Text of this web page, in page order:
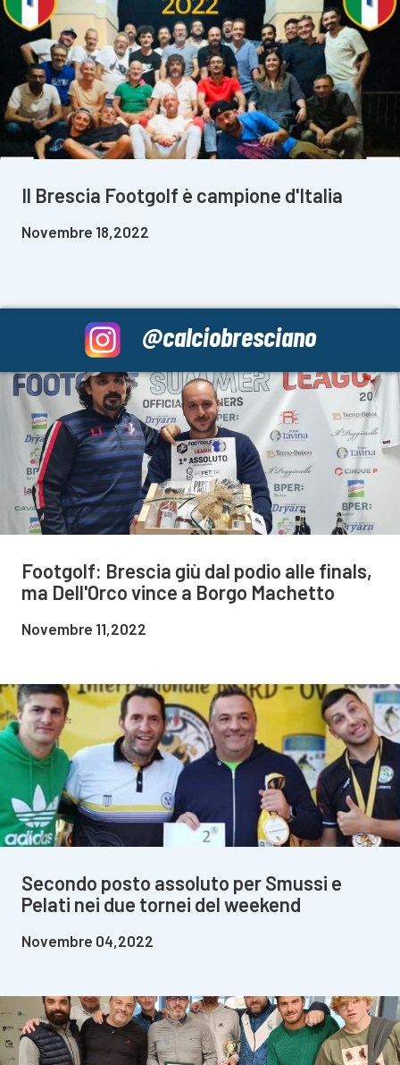
Il Brescia Footgolf è campione d'Italia
Novembre 18,2022
@calciobresciano
Footgolf: Brescia giù dal podio alle finals,
ma Dell'Orco vince a Borgo Machetto
Novembre 11,2022
Secondo posto assoluto per Smussi e
Pelati nei due tornei del weekend
Novembre 04,2022